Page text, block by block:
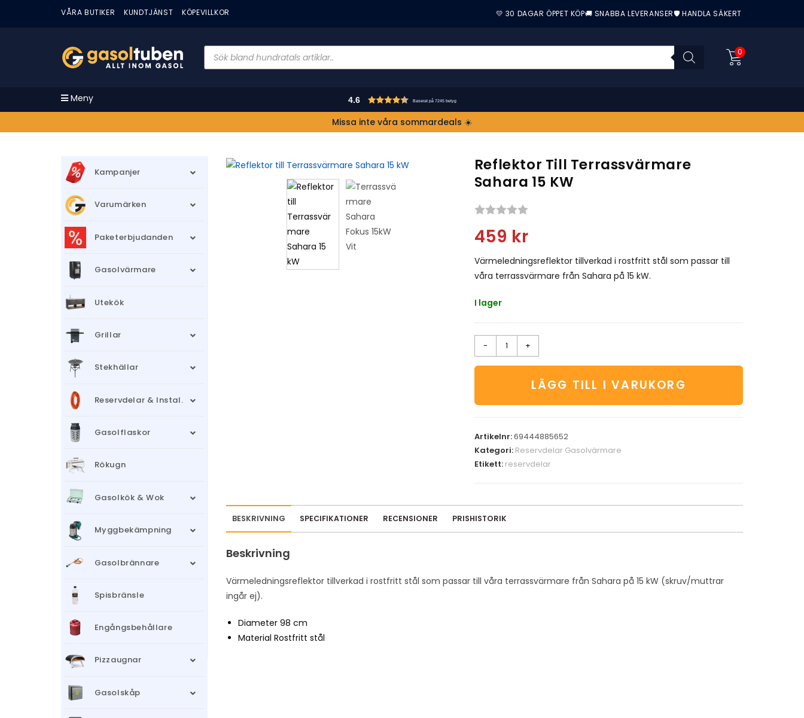
VÅRA BUTIKER KUNDTJÄNST KÖPEVILLKOR 💛 30 DAGAR ÖPPET KÖP🚚 SNABBA LEVERANSER🛡️ HANDLA SÄKERT
0
Meny 4.6 Baserat på 7245 betyg
Missa inte våra sommardeals ☀️
Reflektor Till Terrassvärmare
Sahara 15 KW
459 kr
Värmeledningsreflektor tillverkad i rostfritt stål som passar till
våra terrassvärmare från Sahara på 15 kW.
I lager
- +
LÄGG TILL I VARUKORG
Artikelnr:69444885652
Kategori: Reservdelar Gasolvärmare
Etikett: reservdelar
BESKRIVNING SPECIFIKATIONER RECENSIONER PRISHISTORIK
Beskrivning
Värmeledningsreflektor tillverkad i rostfritt stål som passar till våra terrassvärmare från Sahara på 15 kW (skruv/muttrar
ingår ej).
Diameter 98 cm
Material Rostfritt stål
Kampanjer
Varumärken
Paketerbjudanden
Gasolvärmare
Utekök
Grillar
Stekhällar
Reservdelar & Instal.
Gasolflaskor
Rökugn
Gasolkök & Wok
Myggbekämpning
Gasolbrännare
Spisbränsle
Engångsbehållare
Pizzaugnar
Gasolskåp